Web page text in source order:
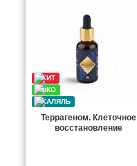
Террагеном. Клеточное
восстановление